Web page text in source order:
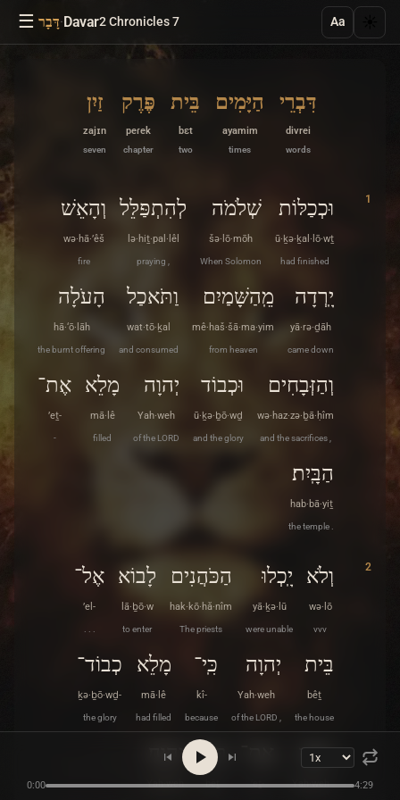
☰ דָּבָר·Davar2 Chronicles 7 Aa
דִּבְרֵי
divrei
words
הַיָּמִים
ayamim
times
בֵּית
bɛt
two
פֶּרֶק
peɾek
chapter
זַיִן
zajɪn
seven
1 וּכְכַלּוֹת
ū·ḵə·ḵal·lō·wṯ
had finished
שְׁלֹמֹה
šə·lō·mōh
When Solomon
לְהִתְפַּלֵּל
lə·hiṯ·pal·lêl
praying ,
וְהָאֵשׁ
wə·hā·’êš
fire
יָֽרְדָה
yā·rə·ḏāh
came down
מֵֽהַשָּׁמַיִם
mê·haš·šā·ma·yim
from heaven
וַתֹּאכַל
wat·tō·ḵal
and consumed
הָעֹלָה
hā·‘ō·lāh
the burnt offering
וְהַזְּבָחִים
wə·haz·zə·ḇā·ḥîm
and the sacrifices ,
וּכְבוֹד
ū·ḵə·ḇō·wḏ
and the glory
יְהוָה
Yah·weh
of the LORD
מָלֵא
mā·lê
filled
אֶת־
’eṯ-
-
הַבָּֽיִת׃
hab·bā·yiṯ
the temple .
2 וְלֹא
wə·lō
vvv
יָֽכְלוּ
yā·ḵə·lū
were unable
הַכֹּהֲנִים
hak·kō·hă·nîm
The priests
לָבוֹא
lā·ḇō·w
to enter
אֶל־
’el-
. . .
בֵּית
bêṯ
the house
יְהוָה
Yah·weh
of the LORD ,
כִּֽי־
kî-
because
מָלֵא
mā·lê
had filled
כְבוֹד־
ḵə·ḇō·wḏ-
the glory
יְהוָה
Yah·weh
’eṯ-
בֵּית
bêṯ
יְהוָֽה׃
Yah·weh
0:00 4:29